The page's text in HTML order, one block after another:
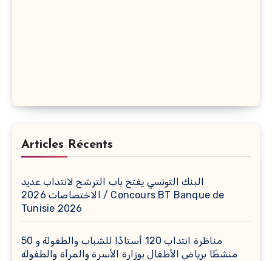
Articles Récents
البنك التونسي يفتح باب الترشح لانتداب عديد
الاختصاصات 2026 / Concours BT Banque de
Tunisie 2026
مناظرة انتداب 120 أستاذًا للشباب والطفولة و 50
منشطًا برياض الأطفال بوزارة الأسرة والمرأة والطفولة